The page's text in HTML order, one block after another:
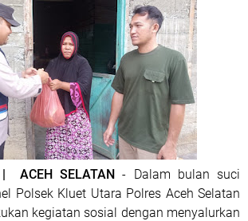
ACEH SELATAN - Dalam bulan suci
Polsek Kluet Utara Polres Aceh Selatan
kegiatan sosial dengan menyalurkan